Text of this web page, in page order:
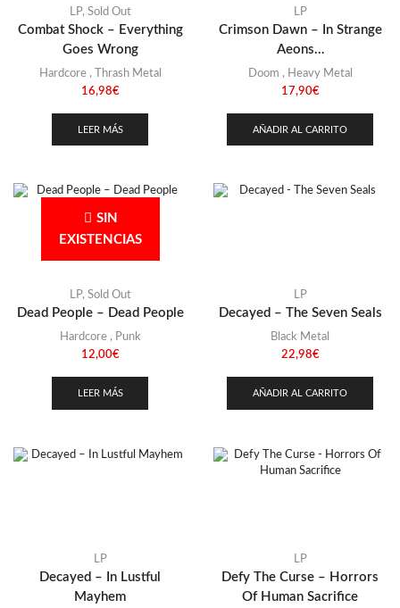
LP, Sold Out
Combat Shock – Everything
Goes Wrong
Hardcore,
Thrash Metal
16,98€
LEER MÁS
LP
Crimson Dawn – In Strange
Aeons…
Doom , Heavy Metal
17,90€
AÑADIR AL CARRITO
SIN
EXISTENCIAS
LP, Sold Out
Dead People – Dead People
Hardcore, Punk
12,00€
LEER MÁS
LP
Decayed – The Seven Seals
Black Metal
22,98€
AÑADIR AL CARRITO
LP
Decayed – In Lustful
Mayhem
LP
Defy The Curse – Horrors
Of Human Sacrifice